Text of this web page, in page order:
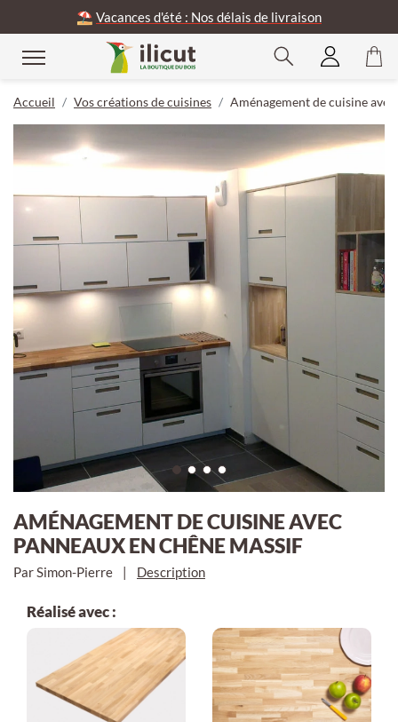
⛱️ Vacances d'été : Nos délais de livraison
Accueil Vos créations de cuisines Aménagement de cuisine
AMÉNAGEMENT DE CUISINE AVEC
PANNEAUX EN CHÊNE MASSIF
Par Simon-Pierre | Description
Réalisé avec :